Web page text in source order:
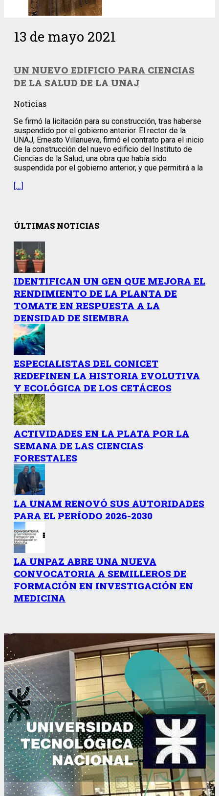
13 de mayo 2021
UN NUEVO EDIFICIO PARA CIENCIAS
DE LA SALUD DE LA UNAJ
Noticias
Se firmó la licitación para su construcción, tras haberse
suspendido por el gobierno anterior. El rector de la
UNAJ, Ernesto Villanueva, firmó el contrato para el inicio
de la construcción del nuevo edificio del Instituto de
Ciencias de la Salud, una obra que había sido
suspendida por el gobierno anterior, y que permitirá a la
[…]
ÚLTIMAS NOTICIAS
IDENTIFICAN UN GEN QUE MEJORA EL
RENDIMIENTO DE LA PLANTA DE
TOMATE EN RESPUESTA A LA
DENSIDAD DE SIEMBRA
ESPECIALISTAS DEL CONICET
REDEFINEN LA HISTORIA EVOLUTIVA
Y ECOLÓGICA DE LOS CETÁCEOS
ACTIVIDADES EN LA PLATA POR LA
SEMANA DE LAS CIENCIAS
FORESTALES
LA UNAM RENOVÓ SUS AUTORIDADES
PARA EL PERÍODO 2026-2030
LA UNPAZ ABRE UNA NUEVA
CONVOCATORIA A SEMILLEROS DE
FORMACIÓN EN INVESTIGACIÓN EN
MEDICINA